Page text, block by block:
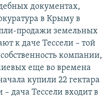
документах,
в Крыму в
продажи земельных
к даче Тессели – той
компании,
еще во времена
купили 22 гектара
дача Тессели входит в